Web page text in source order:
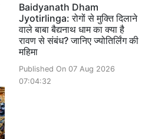
Baidyanath Dham
Jyotirlinga: रोगों से मुक्ति दिलाने
वाले बाबा बैद्यनाथ धाम का क्या है
रावण से संबंध? जानिए ज्योतिर्लिंग की
महिमा
Published On 07 Aug 2026
07:04:32